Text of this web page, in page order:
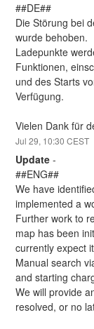
##DE##
Die Störung bei
wurde behoben.
Ladepunkte
Funktionen,
und des Starts
Verfügung.
Vielen Dank für
Jul29, 10:30 CEST
Update -
##ENG##
We have
implemented a
Further work to
map has been
currently expect
Manual search
and starting
We will provide
resolved, or no